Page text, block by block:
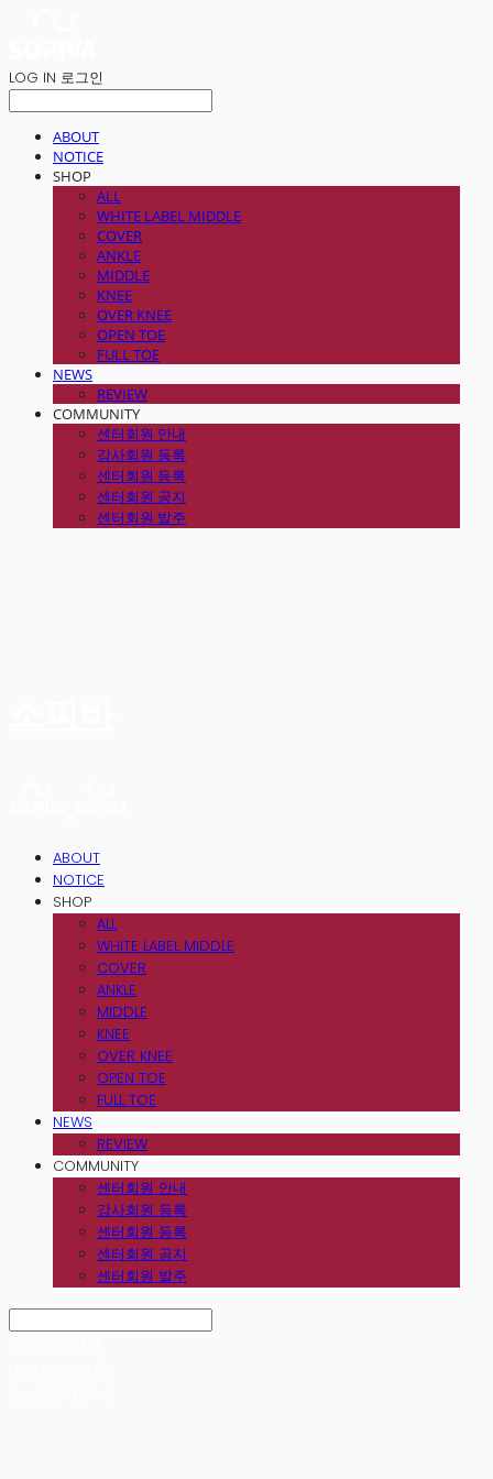
LOG IN 로그인
ABOUT
NOTICE
SHOP
ALL
WHITE LABEL MIDDLE
COVER
ANKLE
MIDDLE
KNEE
OVER KNEE
OPEN TOE
FULL TOE
NEWS
REVIEW
COMMUNITY
센터회원 안내
강사회원 등록
센터회원 등록
센터회원 공지
센터회원 발주
ABOUT
NOTICE
SHOP
ALL
WHITE LABEL MIDDLE
COVER
ANKLE
MIDDLE
KNEE
OVER KNEE
OPEN TOE
FULL TOE
NEWS
REVIEW
COMMUNITY
센터회원 안내
강사회원 등록
센터회원 등록
센터회원 공지
센터회원 발주